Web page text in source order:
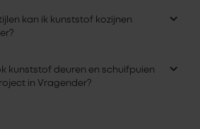
kan ik kunststof kozijnen
kunststof deuren en schuifpuien
in Vragender?